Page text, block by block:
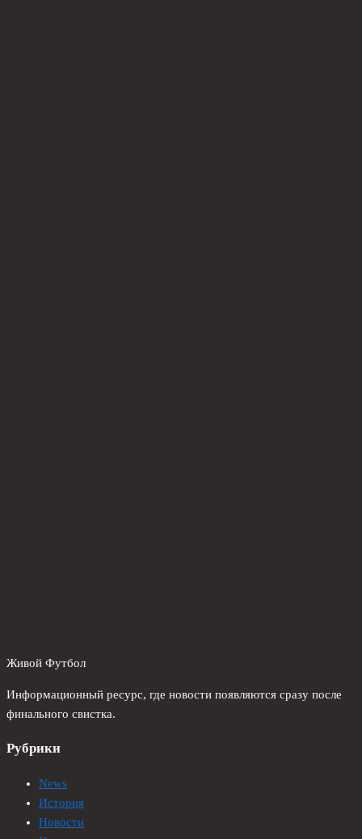
Живой Футбол
Информационный ресурс, где новости появляются сразу после
финального свистка.
Рубрики
News
История
Новости